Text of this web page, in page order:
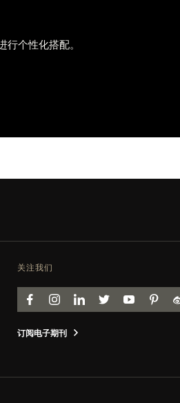
行个性化搭配。
关注我们
FACEBOOK
INSTAGRAM
LINKEDINTWITTERYOUTUBE
订阅电子期刊